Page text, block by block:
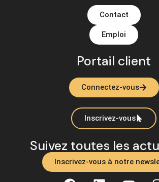
Contact
Emploi
Portail client
Connectez-vous
Inscrivez-vous
Suivez toutes les
Inscrivez-vous à notre